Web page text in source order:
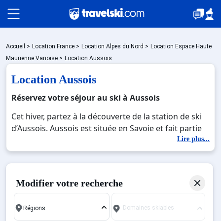
Packages
🚆Train de nuit
Stations
Hébergements
Bons plans
Accueil > Location France > Location Alpes du Nord > Location Espace Haute
Maurienne Vanoise > Location Aussois
Location Aussois
Réservez votre séjour au ski à Aussois
Cet hiver, partez à la découverte de la station de ski
d’Aussois. Aussois est située en Savoie et fait partie
du domaine de la Haute Maurienne Vanoise qui
compte 350 kilomètres de pistes ! Aussois est la
station la plus ensoleillée du domaine grâce à son
village pour vos vacances en montagne, vous
sa disposition ainsi que de son grand domaine
Lire plus...
Modifier votre recherche
Domaines skiables